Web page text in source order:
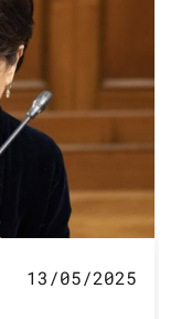
13/05/2025